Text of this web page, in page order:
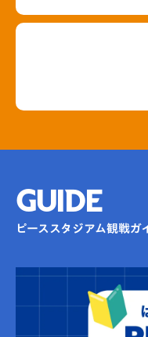
GUIDE
ピーススタジアム観戦ガ